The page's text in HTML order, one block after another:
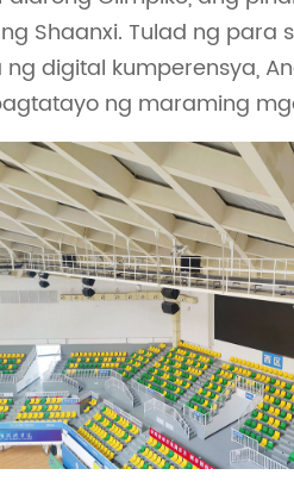
Shaanxi. Tulad ng
ng digital kumperensya,
ng maraming